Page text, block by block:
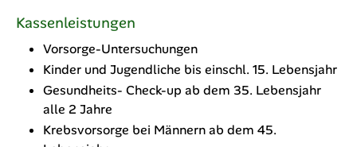
Kassenleistungen
Vorsorge-Untersuchungen
Kinder und Jugendliche bis einschl. 15. Lebensjahr
Gesundheits- Check-up ab dem 35. Lebensjahr
alle 2 Jahre
Krebsvorsorge bei Männern ab dem 45.